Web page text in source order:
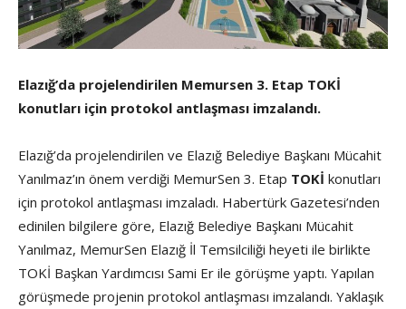
Elazığ’da projelendirilen Memursen 3. Etap TOKİ
konutları için protokol antlaşması imzalandı.
Elazığ’da projelendirilen ve Elazığ Belediye Başkanı Mücahit
Yanılmaz’ın önem verdiği MemurSen 3. Etap TOKİ konutları
için protokol antlaşması imzaladı. Habertürk Gazetesi’nden
edinilen bilgilere göre, Elazığ Belediye Başkanı Mücahit
Yanılmaz, MemurSen Elazığ İl Temsilciliği heyeti ile birlikte
TOKİ Başkan Yardımcısı Sami Er ile görüşme yaptı. Yapılan
görüşmede projenin protokol antlaşması imzalandı. Yaklaşık